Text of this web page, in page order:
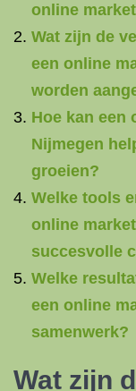
online
Wat zijn de
een online
worden
Hoe kan een
Nijmegen
groeien?
Welke tools
online
succesvolle
Welke
een online
samenwerk?
Wat zijn